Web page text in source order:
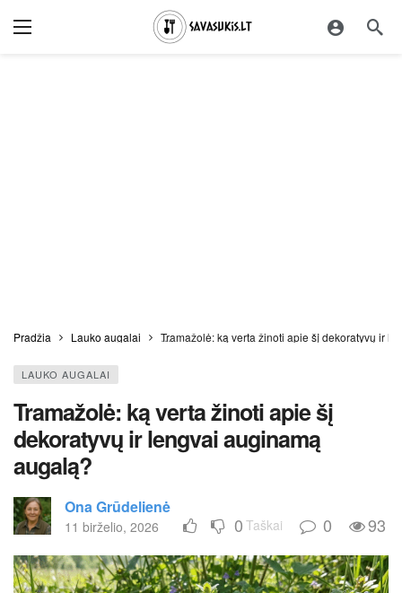
Pradžia Lauko augalai Tramažolė: ką verta žinoti apie šį dekoratyvų ir
LAUKO AUGALAI
Tramažolė: ką verta žinoti apie šį
dekoratyvų ir lengvai auginamą
augalą?
Ona Grūdelienė
11 birželio, 2026 0 Taškai 0 93